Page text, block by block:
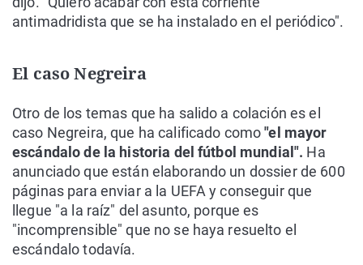
antimadridista que se ha instalado en el periódico".
El caso Negreira
Otro de los temas que ha salido a colación es el
caso Negreira, que ha calificado como"el mayor
escándalo de la historia del fútbol mundial". Ha
anunciado que están elaborando un dossier de 600
páginas para enviar a la UEFA y conseguir que
llegue "a la raíz" del asunto, porque es
"incomprensible" que no se haya resuelto el
escándalo todavía.